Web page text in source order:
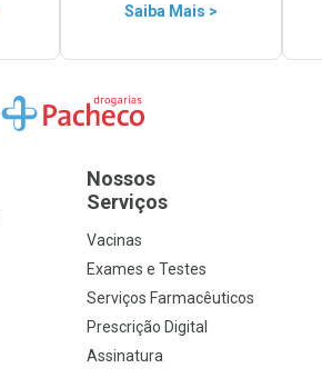
Saiba Mais >
Ir para a Home
Nossos
Serviços
Vacinas
Exames e Testes
Serviços Farmacêuticos
Prescrição Digital
Assinatura